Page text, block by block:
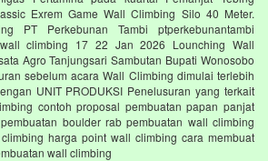
Exrem Game Wall Climbing Silo 40 Meter.
PT Perkebunan Tambi ptperkebunantambi
climbing 17 22 Jan 2026 Lounching Wall
Agro Tanjungsari Sambutan Bupati Wonosobo
sebelum acara Wall Climbing dimulai terlebih
UNIT PRODUKSI Penelusuran yang terkait
contoh proposal pembuatan papan panjat
boulder rab pembuatan wall climbing
harga point wall climbing cara membuat
wall climbing